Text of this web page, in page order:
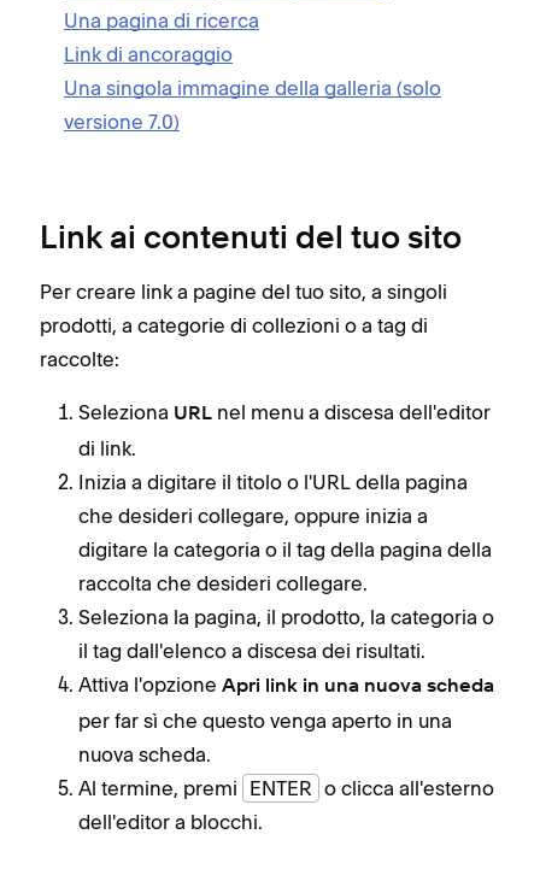
Una pagina di ricerca
Link di ancoraggio
Una singola immagine della galleria (solo
versione 7.0)
Link ai contenuti del tuo sito
Per creare link a pagine del tuo sito, a singoli
prodotti, a categorie di collezioni o a tag di
raccolte:
Seleziona URL nel menu a discesa dell'editor
di link.
Inizia a digitare il titolo o l'URL della pagina
che desideri collegare, oppure inizia a
digitare la categoria o il tag della pagina della
raccolta che desideri collegare.
Seleziona la pagina, il prodotto, la categoria o
il tag dall'elenco a discesa dei risultati.
Attiva l'opzione Apri link in una nuova scheda
per far sì che questo venga aperto in una
nuova scheda.
Al termine, premi ENTER o clicca all'esterno
dell'editor a blocchi.